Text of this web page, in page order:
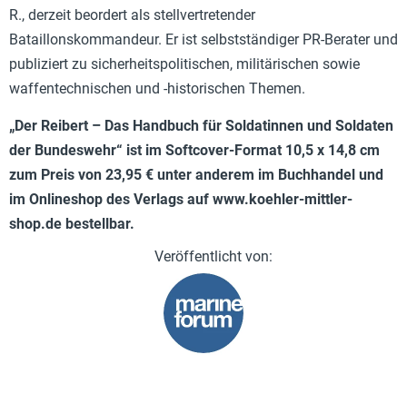
R., derzeit beordert als stellvertretender
Bataillonskommandeur. Er ist selbstständiger PR-Berater und
publiziert zu sicherheitspolitischen, militärischen sowie
waffentechnischen und -historischen Themen.
„Der Reibert – Das Handbuch für Soldatinnen und Soldaten
der Bundeswehr“ ist im Softcover-Format 10,5 x 14,8 cm
zum Preis von 23,95 € unter anderem im Buchhandel und
im Onlineshop des Verlags auf www.koehler-mittler-
shop.de bestellbar.